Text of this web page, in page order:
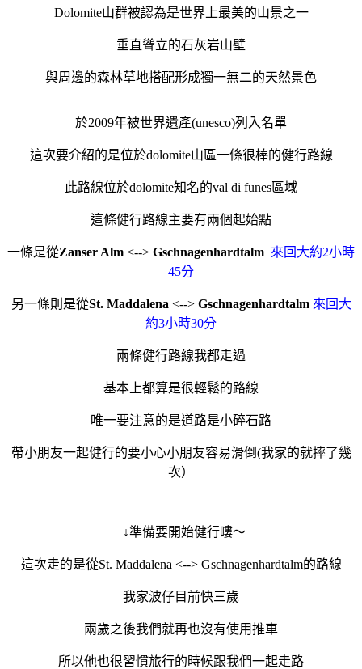
Dolomite山群被認為是世界上最美的山景之一
垂直聳立的石灰岩山壁
與周邊的森林草地搭配形成獨一無二的天然景色
於2009年被世界遺產(unesco)列入名單
這次要介紹的是位於dolomite山區一條很棒的健行路線
此路線位於dolomite知名的val di funes區域
這條健行路線主要有兩個起始點
一條是從Zanser Alm <--> Gschnagenhardtalm 來回大約2小時
45分
另一條則是從St. Maddalena <--> Gschnagenhardtalm 來回大
約3小時30分
兩條健行路線我都走過
基本上都算是很輕鬆的路線
唯一要注意的是道路是小碎石路
帶小朋友一起健行的要小心小朋友容易滑倒(我家的就摔了幾
次）
↓準備要開始健行嘍～
這次走的是從St. Maddalena <--> Gschnagenhardtalm的路線
我家波仔目前快三歲
兩歲之後我們就再也沒有使用推車
所以他也很習慣旅行的時候跟我們一起走路